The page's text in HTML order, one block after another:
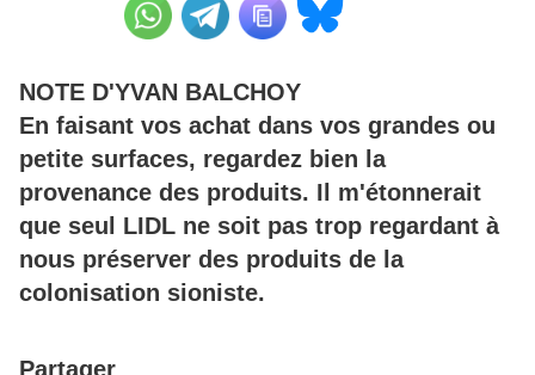
NOTE D'YVAN BALCHOY
En faisant vos achat dans vos grandes ou
petite surfaces, regardez bien la
provenance des produits. Il m'étonnerait
que seul LIDL ne soit pas trop regardant à
nous préserver des produits de la
colonisation sioniste.
Partager